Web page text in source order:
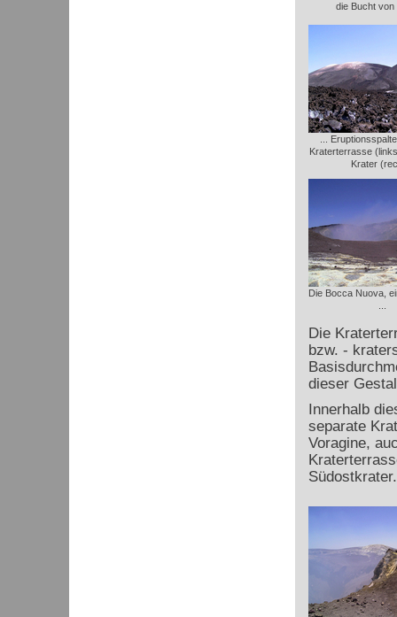
die Bucht von
...
Kraterterrasse
Krater
Die Bocca Nuova,
Die
bzw. -
dieser
Innerhalb
separate
Voragine,
Südostkrater.